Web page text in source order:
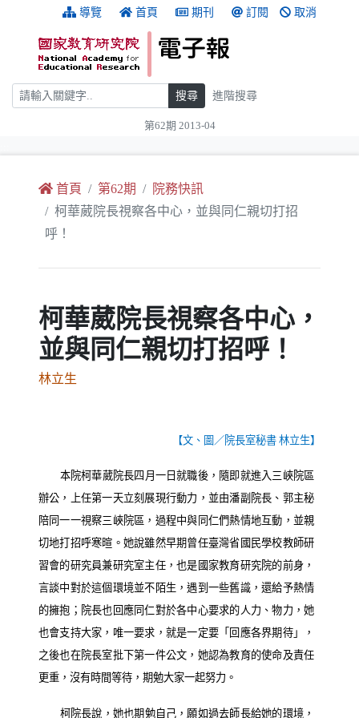
跳到主要內容 導覽 首頁 期刊 訂閱 取消
搜尋 搜尋 進階搜尋
第62期 2013-04
首頁 第62期
院務快訊
柯華葳院長視察各中心，並與同仁親切打招
呼！
柯華葳院長視察各中心，
並與同仁親切打招呼！
林立生
【文、圖／院長室秘書 林立生】
本院柯華葳院長四月一日就職後，隨即就進入三峽院區
辦公，上任第一天立刻展現行動力，並由潘副院長、郭主秘
陪同一一視察三峽院區，過程中與同仁們熱情地互動，並親
切地打招呼寒暄。她說雖然早期曾任臺灣省國民學校教師研
習會的研究員兼研究室主任，也是國家教育研究院的前身，
言談中對於這個環境並不陌生，遇到一些舊識，還給予熱情
的擁抱；院長也回應同仁對於各中心要求的人力、物力，她
也會支持大家，唯一要求，就是一定要「回應各界期待」，
之後也在院長室批下第一件公文，她認為教育的使命及責任
更重，沒有時間等待，期勉大家一起努力。
柯院長說，她也期勉自己，願如過去師長給她的環境，